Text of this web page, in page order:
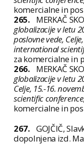
komercialne in
265.
MERKAČ
globalizacije v letu
poslovne vede,
international
za komercialne in
266.
MERKAČ
globalizacije v letu
Celje, 15.-16.
scientific
komercialne in
267. GOJČIČ,
dopolnjena izd.